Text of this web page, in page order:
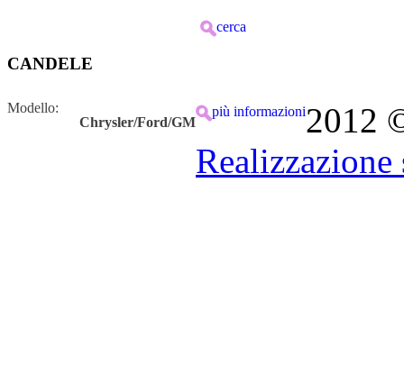
cerca
CANDELE
Modello:
Chrysler/Ford/GM
più informazioni2012